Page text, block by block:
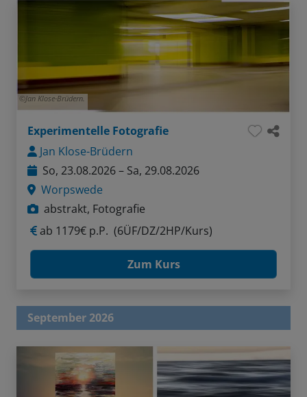
Jan Klose-Brüdern.
Experimentelle Fotografie
Jan Klose-Brüdern
So, 23.08.2026 – Sa, 29.08.2026
Worpswede
abstrakt, Fotografie
ab 1179€ p.P. (6ÜF/DZ/2HP/Kurs)
Zum Kurs
September 2026